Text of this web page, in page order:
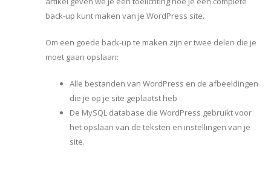
back-up kunt maken van je WordPress site.
Om een goede back-up te maken zijn er twee delen die je
moet gaan opslaan:
Alle bestanden van WordPress en de afbeeldingen
die je op je site geplaatst heb
De MySQL database die WordPress gebruikt voor
het opslaan van de teksten en instellingen van je
site.